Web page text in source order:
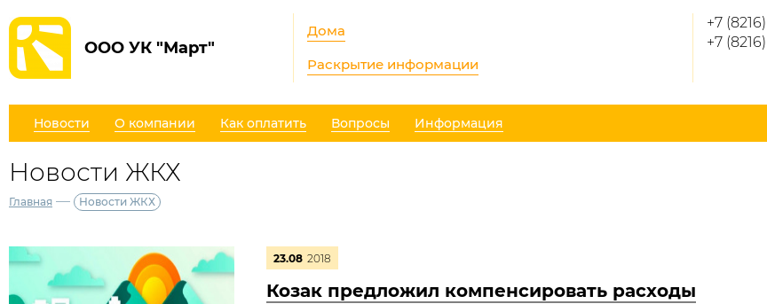
ООО УК "Март"
Дома
Раскрытие информации
+7 (8216)
+7 (8216)
Новости О компании Как оплатить Вопросы Информация
Новости ЖКХ
Главная — Новости ЖКХ
23.08 2018
Козак предложил компенсировать расходы